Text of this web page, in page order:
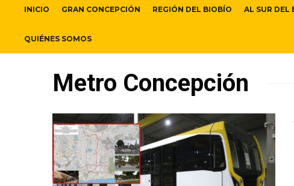
INICIO GRAN CONCEPCIÓN REGIÓN DEL BIOBÍO AL SUR DEL
QUIÉNES SOMOS
Metro Concepción